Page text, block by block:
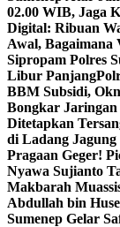
02.00 WIB, Jaga
Digital: Ribuan
Awal, Bagaimana
Sipropam Polres
Libur Panjang
BBM Subsidi,
Bongkar
Ditetapkan
di Ladang
Pragaan Geger!
Nyawa Sujianto
Makbarah
Abdullah bin
Sumenep Gelar